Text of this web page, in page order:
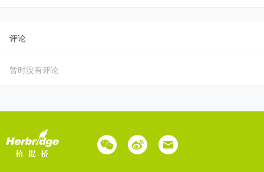
评论
暂时没有评论